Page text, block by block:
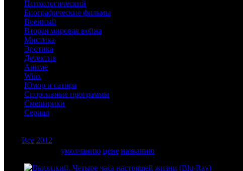
Психологический
Биографические фильмы
Военный
Вторая мировая война
Мистика
Эротика
Детектив
Аниме
Winx
Юмор и сатира
Спортивные программы
Смешарики
Сериал
Все 2012
умолчанию цене названию